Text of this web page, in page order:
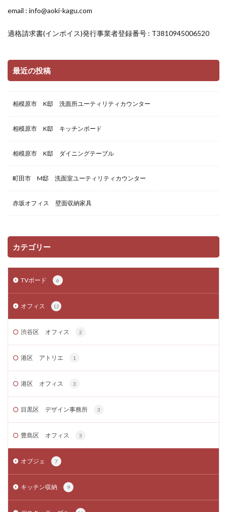
email : info@aoki-kagu.com
適格請求書(インボイス)発行事業者登録番号 : T3810945006520
最近の投稿
相模原市 K邸 洗面所ユーティリティカウンター
相模原市 K邸 キッチンボード
相模原市 K邸 ダイニングテーブル
町田市 M邸 洗面室ユーティリティカウンター
赤坂オフィス 壁面収納家具
カテゴリー
TVボード 6
オフィス 12
渋谷区 オフィス 2
港区 アトリエ 1
港区 オフィス 3
目黒区 デザイン事務所 3
豊島区 オフィス 3
オブジェ 7
キッチン収納 9